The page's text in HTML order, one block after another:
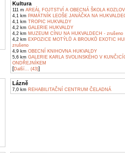
Kultura
111 m AREÁL FOJTSTVÍ A OBECNÁ ŠKOLA
4,1 km PAMÁTNÍK LEOŠE JANÁČKA NA
4,1 km TROPIC HUKVALDY
4,2 km GALERIE HUKVALDY
4,2 km MUZEUM CÍNU NA HUKVALDECH - zrušeno
4,2 km EXPOZICE MOTÝLŮ A BROUKŮ EXOTIC
zrušeno
4,9 km OBECNÍ KNIHOVNA HUKVALDY
5,6 km GALERIE KARLA SVOLINSKÉHO V
ONDŘEJNÍKEM
[Další... (43)]
Lázně
7,0 km REHABILITAČNÍ CENTRUM ČELADNÁ